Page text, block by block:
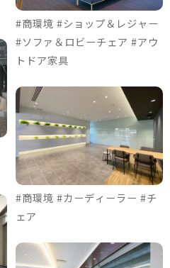
#商環境 #ショップ＆レジャー
#ソファ＆ロビーチェア #アウ
トドア家具
#商環境 #カーディーラー #チ
ェア